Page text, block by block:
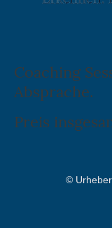
Coaching
Absprache.
Preis
©